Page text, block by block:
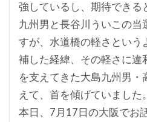
強しているし、期待できる
九州男と長谷川ういこの当
すが、水道橋の軽さという
補した経緯、その軽さに違
を支えてきた大島九州男
えて、首を傾げていました。
本日、7月17日の大阪でお